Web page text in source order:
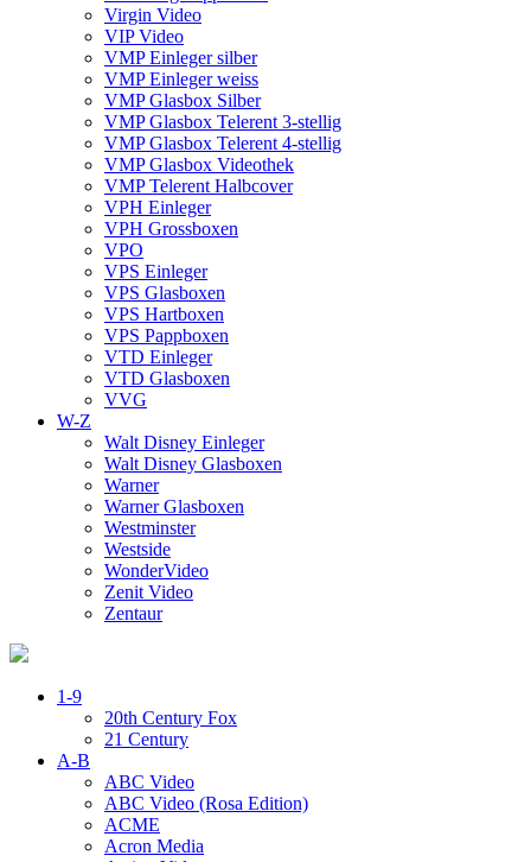
Virgin Video
VIP Video
VMP Einleger silber
VMP Einleger weiss
VMP Glasbox Silber
VMP Glasbox Telerent 3-stellig
VMP Glasbox Telerent 4-stellig
VMP Glasbox Videothek
VMP Telerent Halbcover
VPH Einleger
VPH Grossboxen
VPO
VPS Einleger
VPS Glasboxen
VPS Hartboxen
VPS Pappboxen
VTD Einleger
VTD Glasboxen
VVG
W-Z
Walt Disney Einleger
Walt Disney Glasboxen
Warner
Warner Glasboxen
Westminster
Westside
WonderVideo
Zenit Video
Zentaur
1-9
20th Century Fox
21 Century
A-B
ABC Video
ABC Video (Rosa Edition)
ACME
Acron Media